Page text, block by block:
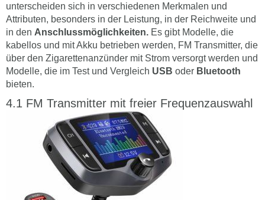
unterscheiden sich in verschiedenen Merkmalen und
Attributen, besonders in der Leistung, in der Reichweite und
in den Anschlussmöglichkeiten. Es gibt Modelle, die
kabellos und mit Akku betrieben werden, FM Transmitter, die
über den Zigarettenanzünder mit Strom versorgt werden und
Modelle, die im Test und Vergleich USB oder Bluetooth
bieten.
FM Transmitter mit freier Frequenzauswahl